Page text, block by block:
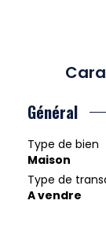
Général
Type de bien
Maison
Type de
A vendre